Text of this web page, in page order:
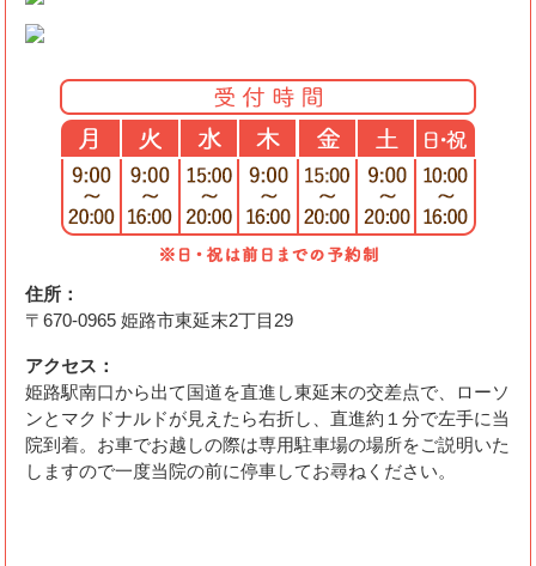
住所：
〒670-0965 姫路市東延末2丁目29
アクセス：
姫路駅南口から出て国道を直進し東延末の交差点で、ローソ
ンとマクドナルドが見えたら右折し、直進約１分で左手に当
院到着。お車でお越しの際は専用駐車場の場所をご説明いた
しますので一度当院の前に停車してお尋ねください。